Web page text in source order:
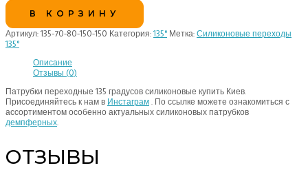
В КОРЗИНУ
Артикул:135-70-80-150-150 Категория:135° Метка: Силиконовые переходы
135°
Описание
Отзывы (0)
Патрубки переходные 135 градусов силиконовые купить Киев.
Присоединяйтесь к нам в Инстаграм . По ссылке можете ознакомиться с
ассортиментом особенно актуальных силиконовых патрубков
демпферных.
ОТЗЫВЫ